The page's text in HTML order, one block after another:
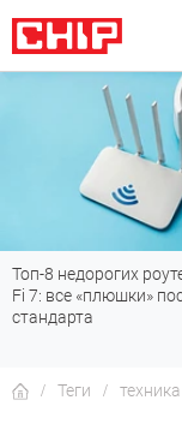
7 мессенджеров,
отлично работают в
Теги